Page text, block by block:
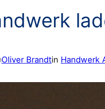
Oliver Brandtin Handwerk